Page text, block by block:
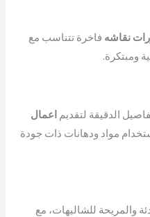
نقاشه فاخرة تتناسب مع
ومبتكرة.
الدقيقة لتقديماعمال
مواد ودهانات ذات جودة
والمريحة للشاليهات، مع